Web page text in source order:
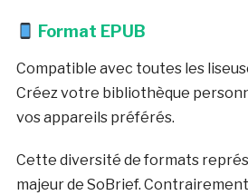
Format EPUB
Compatible avec toutes les
Créez votre bibliothèque
vos appareils préférés.
Cette diversité de formats
majeur de SoBrief.